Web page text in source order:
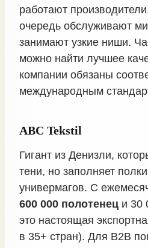
работают
очередь обслуживают
занимают узкие ниши.
можно найти лучшее
компании обязаны
международным
ABC Tekstil
Гигант из Денизли,
тени, но заполняет
универмагов. С
600 000 полотенец и 30
это настоящая
в 35+ стран). Для B2B